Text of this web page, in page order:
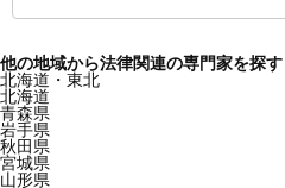
他の地域から法律関連の専門家を探す
北海道・東北
北海道
青森県
岩手県
秋田県
宮城県
山形県